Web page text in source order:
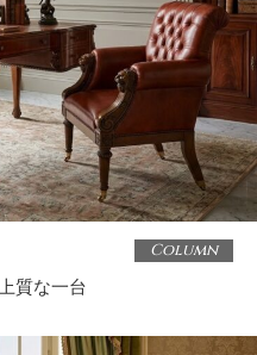
Column
質な一台